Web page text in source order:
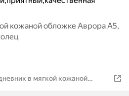
кожаной обложке Аврора А5,
в мягкой кожаной